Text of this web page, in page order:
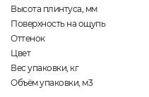
Высота плинтуса, мм
Поверхность на ощупь
Оттенок
Цвет
Вес упаковки, кг
Объём упаковки, м3